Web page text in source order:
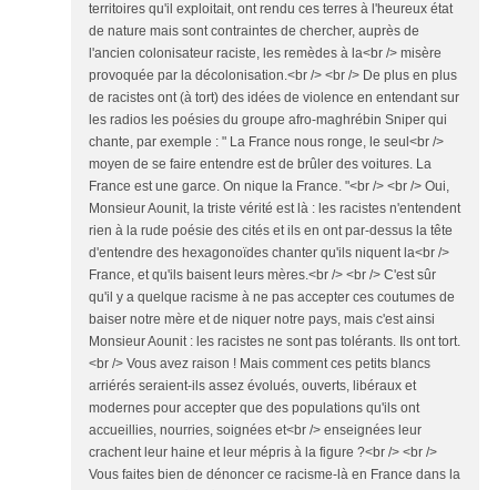
territoires qu'il exploitait, ont rendu ces terres à l'heureux état
de nature mais sont contraintes de chercher, auprès de
l'ancien colonisateur raciste, les remèdes à la<br /> misère
provoquée par la décolonisation.<br /> <br /> De plus en plus
de racistes ont (à tort) des idées de violence en entendant sur
les radios les poésies du groupe afro-maghrébin Sniper qui
chante, par exemple : " La France nous ronge, le seul<br />
moyen de se faire entendre est de brûler des voitures. La
France est une garce. On nique la France. "<br /> <br /> Oui,
Monsieur Aounit, la triste vérité est là : les racistes n'entendent
rien à la rude poésie des cités et ils en ont par-dessus la tête
d'entendre des hexagonoïdes chanter qu'ils niquent la<br />
France, et qu'ils baisent leurs mères.<br /> <br /> C'est sûr
qu'il y a quelque racisme à ne pas accepter ces coutumes de
baiser notre mère et de niquer notre pays, mais c'est ainsi
Monsieur Aounit : les racistes ne sont pas tolérants. Ils ont tort.
<br /> Vous avez raison ! Mais comment ces petits blancs
arriérés seraient-ils assez évolués, ouverts, libéraux et
modernes pour accepter que des populations qu'ils ont
accueillies, nourries, soignées et<br /> enseignées leur
crachent leur haine et leur mépris à la figure ?<br /> <br />
Vous faites bien de dénoncer ce racisme-là en France dans la